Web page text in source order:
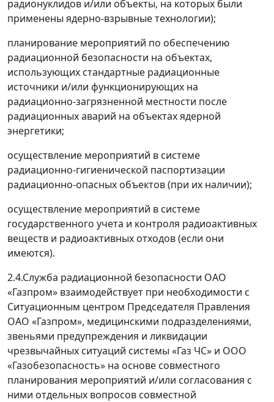
радионуклидов и/или объекты, на которых были
применены ядерно-взрывные технологии);
планирование мероприятий по обеспечению
радиационной безопасности на объектах,
использующих стандартные радиационные
источники и/или функционирующих на
радиационно-загрязненной местности после
радиационных аварий на объектах ядерной
энергетики;
осуществление мероприятий в системе
радиационно-гигиенической паспортизации
радиационно-опасных объектов (при их наличии);
осуществление мероприятий в системе
государственного учета и контроля радиоактивных
веществ и радиоактивных отходов (если они
имеются).
2.4.Служба радиационной безопасности ОАО
«Газпром» взаимодействует при необходимости с
Ситуационным центром Председателя Правления
ОАО «Газпром», медицинскими подразделениями,
звеньями предупреждения и ликвидации
чрезвычайных ситуаций системы «Газ ЧС» и ООО
«Газобезопасность» на основе совместного
планирования мероприятий и/или согласования с
ними отдельных вопросов совместной